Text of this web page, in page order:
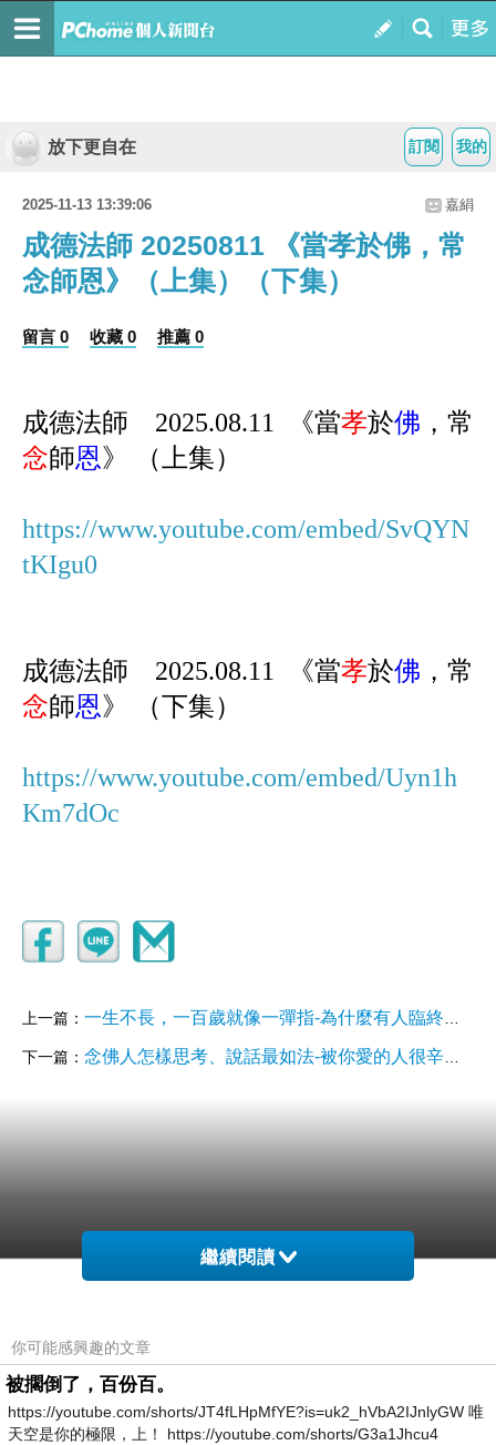
我的
訂閱
放下更自在
2025-11-13 13:39:06 嘉絹
成德法師 20250811 《當孝於佛，常
念師恩》（上集）（下集）
留言 0 收藏 0 推薦 0
成德法師 2025.08.11 《當孝於佛 ，常
念師恩》 （上集）
https://www.youtube.com/embed/SvQYN
tKIgu0
成德法師 2025.08.11 《當孝於佛 ，常
念師恩》 （下集）
https://www.youtube.com/embed/Uyn1h
Km7dOc
上一篇： 一生不長，一百歲就像一彈指-為什麼有人臨終才遇到佛法，卻一勸就肯聽
下一篇： 念佛人怎樣思考、說話最如法-被你愛的人很辛苦？首先得自己覺悟
繼續閱讀
你可能感興趣的文章
被擱倒了，百份百。
https://youtube.com/shorts/JT4fLHpMfYE?is=uk2_hVbA2IJnlyGW 唯
天空是你的極限，上！ https://youtube.com/shorts/G3a1Jhcu4